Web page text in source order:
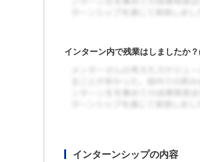
インターン内で残業はしましたか
インターンシップの内容